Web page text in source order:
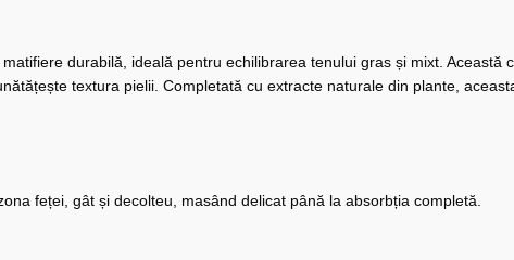
durabilă, ideală pentru echilibrarea tenului gras și mixt. Această
textura pielii. Completată cu extracte naturale din plante,
feței, gât și decolteu, masând delicat până la absorbția completă.